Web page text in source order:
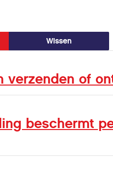
Wissen
verzenden of
beschermt